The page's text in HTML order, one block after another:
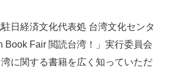
日経済文化代表処 台湾文化センタ
Book Fair 閲読台湾！」実行委員会
に関する書籍を広く知っていただ